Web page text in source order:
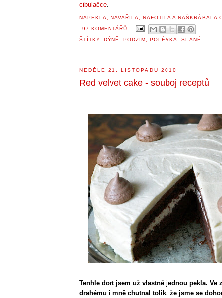
cibulačce
NAPEKLA, NAVAŘILA, NAFOTILA A NAŠKRÁBALA
97 KOMENTÁŘŮ:
ŠTÍTKY:DÝNĚ ,PODZIM ,POLÉVKA ,SLANÉ
NEDĚLE 21. LISTOPADU 2010
Red velvet cake - souboj receptů
Tenhle dort jsem už vlastně jednou pekla. Ve
drahému i mně chutnal tolik, že jsme se